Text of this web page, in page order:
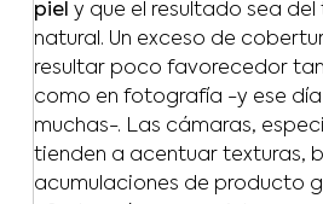
piel y que el resultado sea
natural. Un exceso de
resultar poco favorecedor
como en fotografía -y ese
muchas-. Las cámaras,
tienden a acentuar texturas,
acumulaciones de producto